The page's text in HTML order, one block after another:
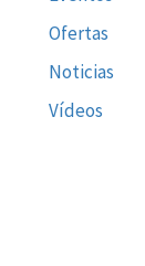
Ofertas
Noticias
Vídeos